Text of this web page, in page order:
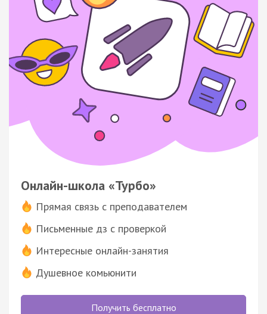
Онлайн-школа «Турбо»
Прямая связь с преподавателем
Письменные дз с проверкой
Интересные онлайн-занятия
Душевное комьюнити
Получить бесплатно